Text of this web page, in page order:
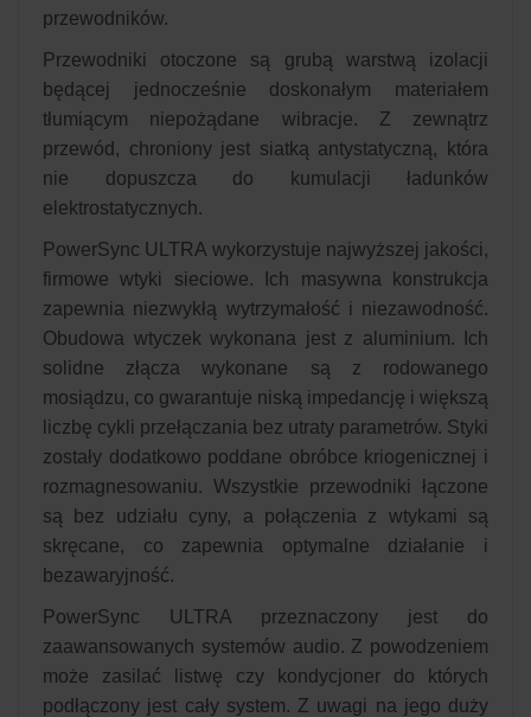
przewodników.
Przewodniki otoczone są grubą warstwą izolacji
będącej jednocześnie doskonałym materiałem
tłumiącym niepożądane wibracje. Z zewnątrz
przewód, chroniony jest siatką antystatyczną, która
nie dopuszcza do kumulacji ładunków
elektrostatycznych.
PowerSync ULTRA wykorzystuje najwyższej jakości,
firmowe wtyki sieciowe. Ich masywna konstrukcja
zapewnia niezwykłą wytrzymałość i niezawodność.
Obudowa wtyczek wykonana jest z aluminium. Ich
solidne złącza wykonane są z rodowanego
mosiądzu, co gwarantuje niską impedancję i większą
liczbę cykli przełączania bez utraty parametrów. Styki
zostały dodatkowo poddane obróbce kriogenicznej i
rozmagnesowaniu. Wszystkie przewodniki łączone
są bez udziału cyny, a połączenia z wtykami są
skręcane, co zapewnia optymalne działanie i
bezawaryjność.
PowerSync ULTRA przeznaczony jest do
zaawansowanych systemów audio. Z powodzeniem
może zasilać listwę czy kondycjoner do których
podłączony jest cały system. Z uwagi na jego duży